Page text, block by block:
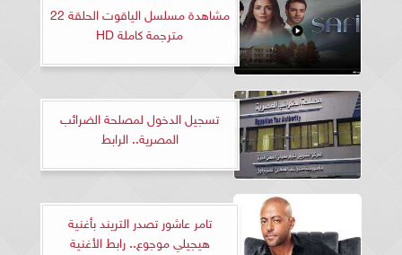
مشاهدة مسلسل الياقوت الحلقة 22
مترجمة كاملة HD
تسجيل الدخول لمصلحة الضرائب
المصرية.. الرابط
تامر عاشور تصدر التريند بأغنية
هيجيلي موجوع.. رابط الأغنية